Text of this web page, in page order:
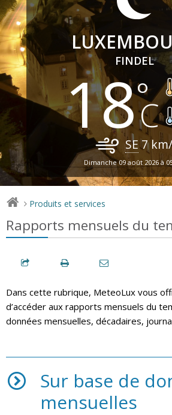
FINDEL
18
SE7
Dimanche 09 août 2026 à
> Produits et services
Rapports mensuels du
Dans cette rubrique, MeteoLux vous
d’accéder aux rapports mensuels du
données mensuelles, décadaires,
Sur base de
mensuelles